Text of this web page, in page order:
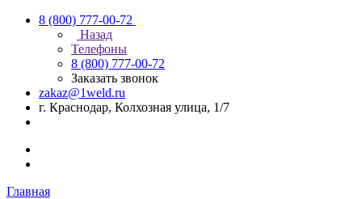
8 (800) 777-00-72
Назад
Телефоны
8 (800) 777-00-72
Заказать звонок
zakaz@1weld.ru
г. Краснодар, Колхозная улица, 1/7
Главная